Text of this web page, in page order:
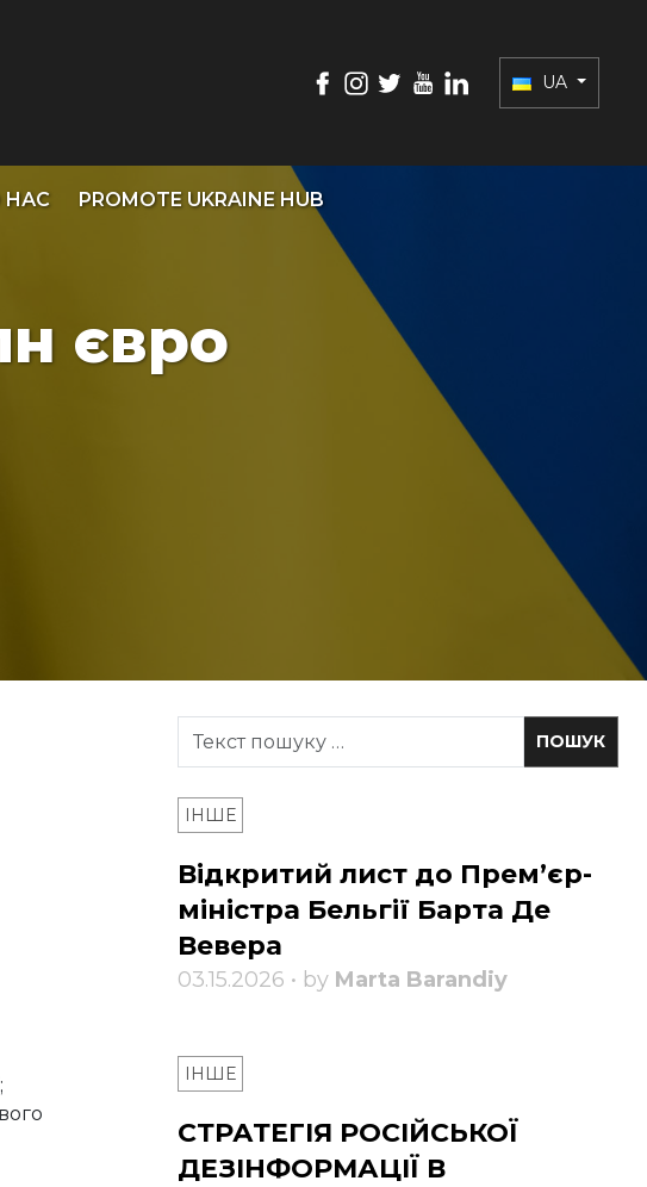
UA
НАС PROMOTE UKRAINE HUB
євро
ІНШЕ
Відкритий лист до Прем’єр-
міністра Бельгії Барта Де
Вевера
03.15.2026 • by Marta Barandiy
ІНШЕ
СТРАТЕГІЯ РОСІЙСЬКОЇ
ДЕЗІНФОРМАЦІЇ В